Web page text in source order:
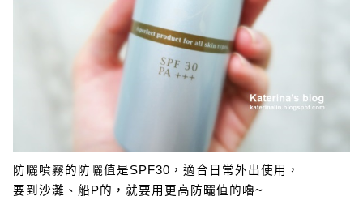
防曬噴霧的防曬值是SPF30，適合日常外出使用，
要到沙灘、船P的，就要用更高防曬值的嚕~